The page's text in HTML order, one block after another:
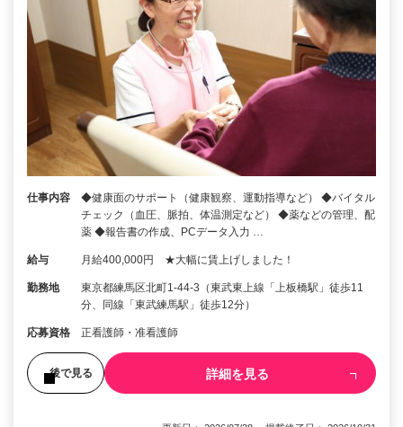
仕事内容
◆健康面のサポート（健康観察、運動指導など） ◆バイタル
チェック（血圧、脈拍、体温測定など） ◆薬などの管理、配
薬 ◆報告書の作成、PCデータ入力 …
給与 月給400,000円 ★大幅に賃上げしました！
勤務地
東京都練馬区北町1-44-3（東武東上線「上板橋駅」徒歩11
分、同線「東武練馬駅」徒歩12分）
応募資格 正看護師・准看護師
後で見る 詳細を見る